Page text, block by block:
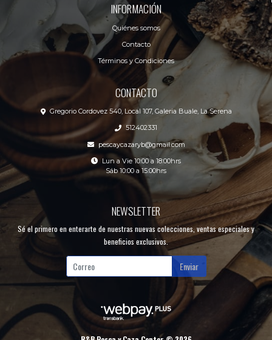
INFORMACIÓN
Quiénes somos
Contacto
Términos y Condiciones
CONTACTO
Gregorio Cordovez 540, Local 107, Galeria Buale, La Serena
512402331
pescaycazaryb@gmail.com
Lun a Vie 10:00 a 18:00hrs
Sáb 10:00 a 15:00hrs
NEWSLETTER
Sé el primero en enterarte de nuestras nuevas colecciones, ventas especiales y
beneficios exclusivos.
Enviar